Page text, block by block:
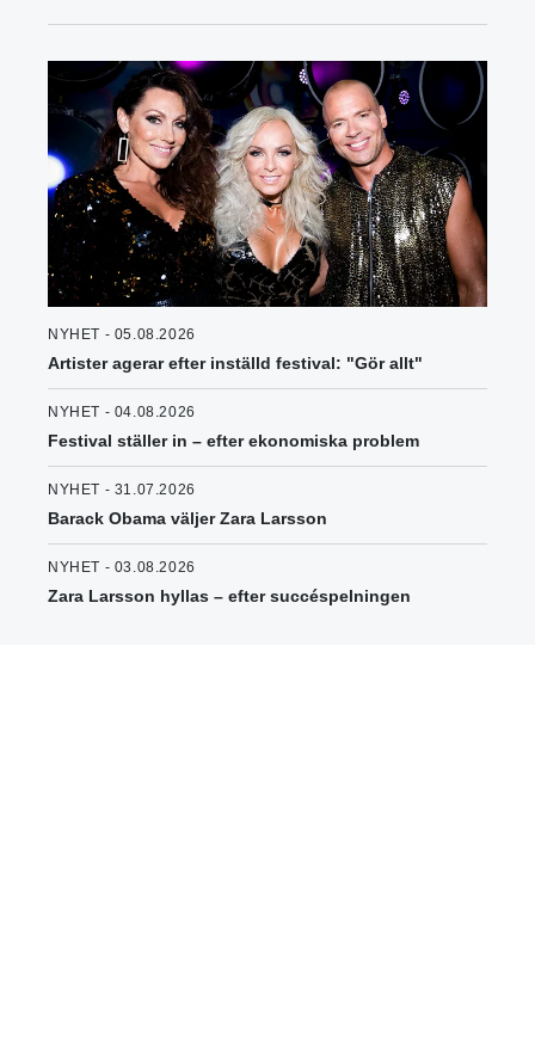
NYHET - 05.08.2026
Artister agerar efter inställd festival: "Gör allt"
NYHET - 04.08.2026
Festival ställer in – efter ekonomiska problem
NYHET - 31.07.2026
Barack Obama väljer Zara Larsson
NYHET - 03.08.2026
Zara Larsson hyllas – efter succéspelningen